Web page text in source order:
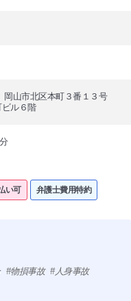
岡山市北区本町３番１３号
ル６階
い可 弁護士費用特約
物損事故 人身事故